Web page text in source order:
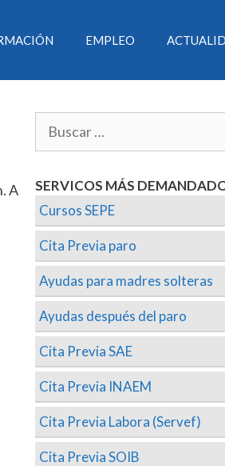
EMPLEO
A
SERVICOS MÁS
Cursos SEPE
Cita Previa paro
Ayudas para madres solteras
Ayudas después del paro
Cita Previa SAE
Cita Previa INAEM
Cita Previa Labora (Servef)
Cita Previa SOIB